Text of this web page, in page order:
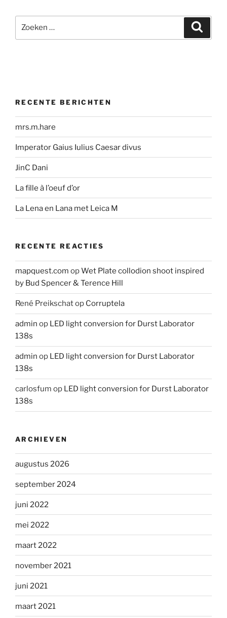
naar:
RECENTE BERICHTEN
mrs.m.hare
Imperator Gaius Iulius Caesar divus
JinC Dani
La fille à l’oeuf d’or
La Lena en Lana met Leica M
RECENTE REACTIES
mapquest.com opWet Plate collodion shoot inspired
by Bud Spencer & Terence Hill
René Preikschatop Corruptela
admin op LED light conversion for Durst Laborator
138s
admin op LED light conversion for Durst Laborator
138s
carlosfum op LED light conversion for Durst Laborator
138s
ARCHIEVEN
augustus 2026
september 2024
juni 2022
mei 2022
maart 2022
november 2021
juni 2021
maart 2021